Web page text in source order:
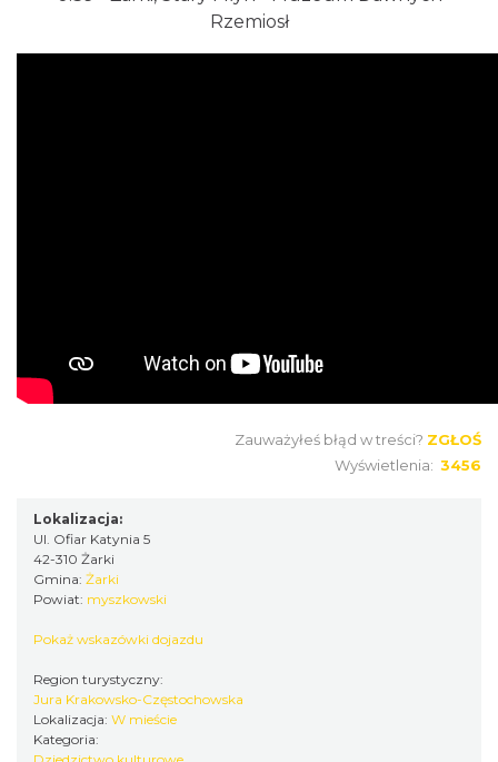
Rzemiosł
Zauważyłeś błąd w treści? ZGŁOŚ
Wyświetlenia: 3456
Lokalizacja:
Ul. Ofiar Katynia 5
42-310 Żarki
Gmina: Żarki
Powiat: myszkowski
Pokaż wskazówki dojazdu
Region turystyczny:
Jura Krakowsko-Częstochowska
Lokalizacja: W mieście
Kategoria: